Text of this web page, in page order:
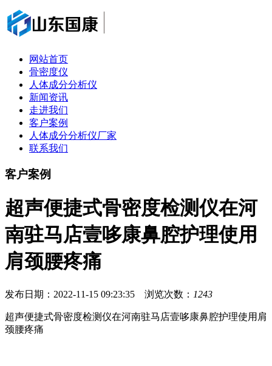
网站首页
骨密度仪
人体成分分析仪
新闻资讯
走进我们
客户案例
人体成分分析仪厂家
联系我们
客户案例
超声便捷式骨密度检测仪在河
南驻马店壹哆康鼻腔护理使用
肩颈腰疼痛
发布日期：2022-11-15 09:23:35 浏览次数： 1243
超声便捷式骨密度检测仪在河南驻马店壹哆康鼻腔护理使用肩
颈腰疼痛